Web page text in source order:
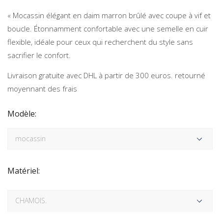
« Mocassin élégant en daim marron brûlé avec coupe à vif et
boucle. Étonnamment confortable avec une semelle en cuir
flexible, idéale pour ceux qui recherchent du style sans
sacrifier le confort.
Livraison gratuite avec DHL à partir de 300 euros. retourné
moyennant des frais
Modèle:
Matériel: